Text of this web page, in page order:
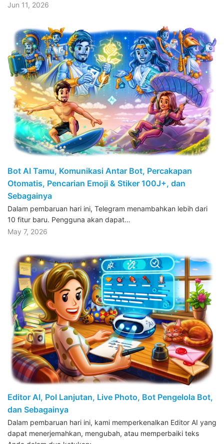
Jun 11, 2026
Bot AI Tamu, Komunikasi Antar Bot, Percakapan
Otomatis, Pencarian Emoji & Stiker 100J+, dan
Sebagainya
Dalam pembaruan hari ini, Telegram menambahkan lebih dari
10 fitur baru. Pengguna akan dapat…
May 7, 2026
Editor AI, Pol Lanjutan, Live Photo, Bot Pengelola Bot,
dan Sebagainya
Dalam pembaruan hari ini, kami memperkenalkan Editor AI yang
dapat menerjemahkan, mengubah, atau memperbaiki teks